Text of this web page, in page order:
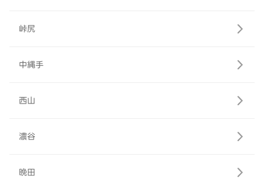
峠尻
中縄手
西山
濃谷
晩田